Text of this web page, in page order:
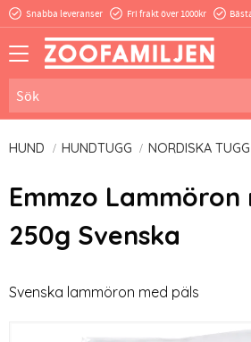
Snabba leveranser Fri frakt över 1000kr
HUND HUNDTUGG NORDISKA TUGG
Emmzo Lammöron
250g Svenska
Svenska lammöron med päls